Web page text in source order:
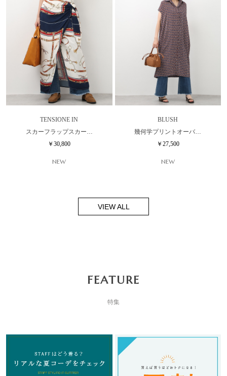
TENSIONE IN
スカーフラップスカー…
￥30,800
NEW
BLUSH
幾何学プリントオーバ…
￥27,500
NEW
VIEW ALL
FEATURE
特集